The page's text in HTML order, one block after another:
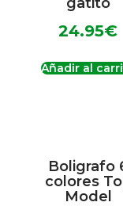
24.95€
Añadir al
Boligrafo
colores
Model